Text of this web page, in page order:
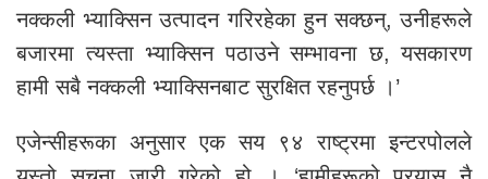
नक्कली भ्याक्सिन उत्पादन गरिरहेका हुन सक्छन्, उनीहरूले
बजारमा त्यस्ता भ्याक्सिन पठाउने सम्भावना छ, यसकारण
हामी सबै नक्कली भ्याक्सिनबाट सुरक्षित रहनुपर्छ ।’
एजेन्सीहरूका अनुसार एक सय ९४ राष्ट्रमा इन्टरपोलले